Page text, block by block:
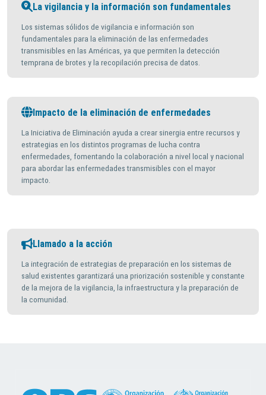
La vigilancia y la información son fundamentales
Los sistemas sólidos de vigilancia e información son
fundamentales para la eliminación de las enfermedades
transmisibles en las Américas, ya que permiten la detección
temprana de brotes y la recopilación precisa de datos.
Impacto de la eliminación de enfermedades
La Iniciativa de Eliminación ayuda a crear sinergia entre recursos y
estrategias en los distintos programas de lucha contra
enfermedades, fomentando la colaboración a nivel local y nacional
para abordar las enfermedades transmisibles con el mayor
impacto.
Llamado a la acción
La integración de estrategias de preparación en los sistemas de
salud existentes garantizará una priorización sostenible y constante
de la mejora de la vigilancia, la infraestructura y la preparación de
la comunidad.